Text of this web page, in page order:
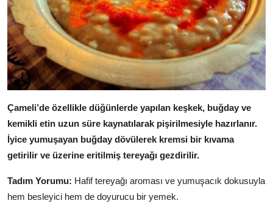
Çameli’de özellikle düğünlerde yapılan keşkek, buğday ve
kemikli etin uzun süre kaynatılarak pişirilmesiyle hazırlanır.
İyice yumuşayan buğday dövülerek kremsi bir kıvama
getirilir ve üzerine eritilmiş tereyağı gezdirilir.
Tadım Yorumu: Hafif tereyağı aroması ve yumuşacık dokusuyla
hem besleyici hem de doyurucu bir yemek.